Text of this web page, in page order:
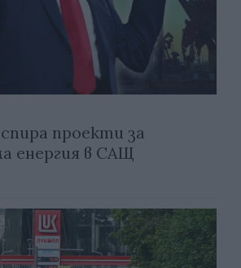
проекти за
енергия в САЩ